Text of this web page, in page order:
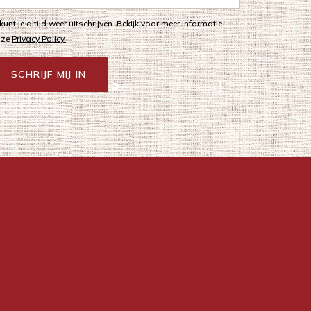
kunt je altijd weer uitschrijven. Bekijk voor meer informatie
Privacy Policy.
SCHRIJF MIJ IN